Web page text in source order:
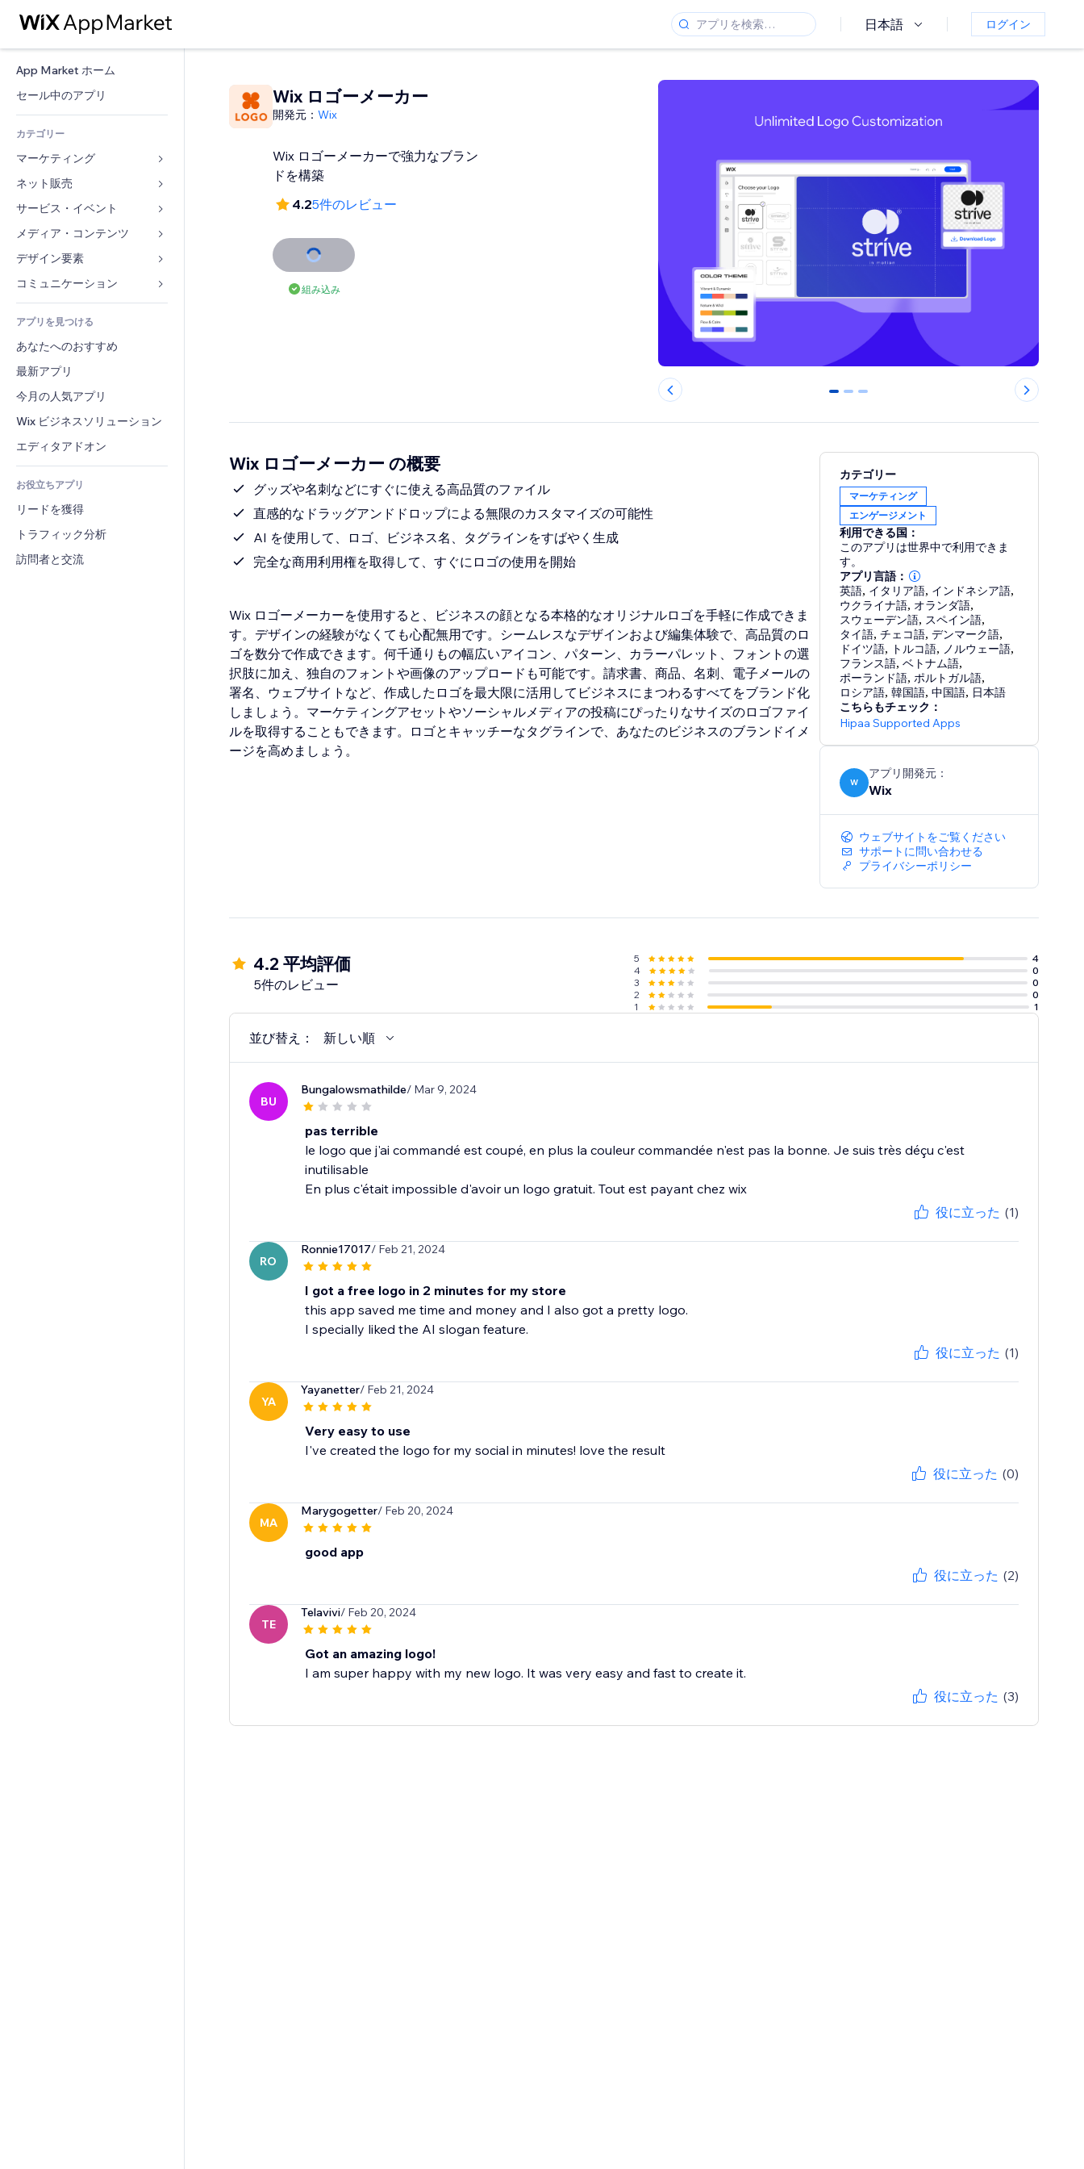
日本語 ログイン
App Market ホーム
セール中のアプリ
カテゴリー
マーケティング
広告
モバイル
アクセス解析
リスティング広告
メール
コンバージョン
ネット販売
ストア用アプリ
発送・配達
販売ボタン
会計
クーポン・特典
倉庫管理ソリューション
ドロップシッピング
食品・飲料
サービス・イベント
ホテル
イベント
レストラン
不動産
ブッキング
メディア・コンテンツ
ギャラリー
音楽
ポッドキャスト
写真
動画
PDF
ファイル共有
ニュース
デザイン要素
マップ・ナビ
プライバシー・セキュリティ
時計
ページテンプレート
画像効果
ボタン・メニュー
バナー・バッジ
電卓
検索
天気
チャート・テーブル
フォーム
ブログ
投票
チャット
コメント
電話
コミュニティィ
レビュー・お客さまの声
CRM
アプリを見つける
あなたへのおすすめ
最新アプリ
今月の人気アプリ
Wix ビジネスソリューション
エディタアドオン
お役立ちアプリ
リードを獲得
トラフィック分析
訪問者と交流
Wix ロゴーメーカー
開発元： Wix
Wix ロゴーメーカーで強力なブラン
ドを構築
4.25件のレビュー
組み込み
0 1 2
Wix ロゴーメーカー の概要
グッズや名刺などにすぐに使える高品質のファイル
直感的なドラッグアンドドロップによる無限のカスタマイズの可能性
AI を使用して、ロゴ、ビジネス名、タグラインをすばやく生成
完全な商用利用権を取得して、すぐにロゴの使用を開始
Wix ロゴーメーカーを使用すると、ビジネスの顔となる本格的なオリジナルロゴを手軽に作成できま
す。デザインの経験がなくても心配無用です。シームレスなデザインおよび編集体験で、高品質のロ
ゴを数分で作成できます。何千通りもの幅広いアイコン、パターン、カラーパレット、フォントの選
択肢に加え、独自のフォントや画像のアップロードも可能です。請求書、商品、名刺、電子メールの
署名、ウェブサイトなど、作成したロゴを最大限に活用してビジネスにまつわるすべてをブランド化
しましょう。マーケティングアセットやソーシャルメディアの投稿にぴったりなサイズのロゴファイ
ルを取得することもできます。ロゴとキャッチーなタグラインで、あなたのビジネスのブランドイメ
カテゴリー
マーケティング
エンゲージメント
利用できる国：
このアプリは世界中で利用できま
す。
アプリ言語：
英語, イタリア語, インドネシア語,
ウクライナ語, オランダ語,
スウェーデン語, スペイン語,
タイ語,チェコ語,デンマーク語,
ドイツ語, トルコ語, ノルウェー語,
フランス語,ベトナム語,
ポーランド語, ポルトガル語,
ロシア語,韓国語,中国語, 日本語
こちらもチェック：
Hipaa Supported Apps
W
アプリ開発元：
Wix
ウェブサイトをご覧ください
サポートに問い合わせる
プライバシーポリシー
4.2 平均評価
5件のレビュー
5
4
4
0
3
0
2
0
1
1
並び替え： 新しい順
BU
Bungalowsmathilde/ Mar 9, 2024
pas terrible
le logo que j'ai commandé est coupé, en plus la couleur commandée n'est pas la bonne. Je suis très déçu c'est
inutilisable
En plus c'était impossible d'avoir un logo gratuit. Tout est payant chez wix
役に立った (1)
RO
Ronnie17017/ Feb 21, 2024
I got a free logo in 2 minutes for my store
this app saved me time and money and I also got a pretty logo.
I specially liked the AI slogan feature.
役に立った (1)
YA
Yayanetter/ Feb 21, 2024
Very easy to use
I've created the logo for my social in minutes! love the result
役に立った (0)
MA
Marygogetter/ Feb 20, 2024
good app
役に立った (2)
TE
Telavivi/ Feb 20, 2024
Got an amazing logo!
I am super happy with my new logo. It was very easy and fast to create it.
役に立った (3)